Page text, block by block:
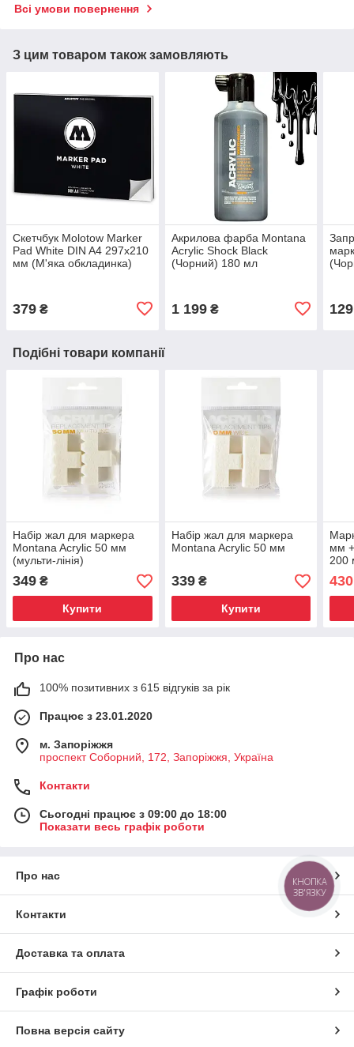
Всі умови повернення
З цим товаром також замовляють
Скетчбук Molotow Marker
Pad White DIN A4 297x210
мм (М'яка обкладинка)
379 ₴
Акрилова фарба Montana
Acrylic Shock Black
(Чорний) 180 мл
1 199₴ 129
Подібні товари компанії
Набір жал для маркера
Montana Acrylic 50 мм
(мульти-лінія)
349 ₴
Купити
Набір жал для маркера
Montana Acrylic 50 мм
339₴
Купити
мм
200
Про нас
100% позитивних з 615 відгуків за рік
Працює з 23.01.2020
м. Запоріжжя
проспект Соборний, 172, Запоріжжя, Україна
Контакти
Сьогодні працює з 09:00 до 18:00
Показати весь графік роботи
Про нас
Контакти
Доставка та оплата
Графік роботи
Повна версія сайту
КНОПКА
ЗВ'ЯЗКУ